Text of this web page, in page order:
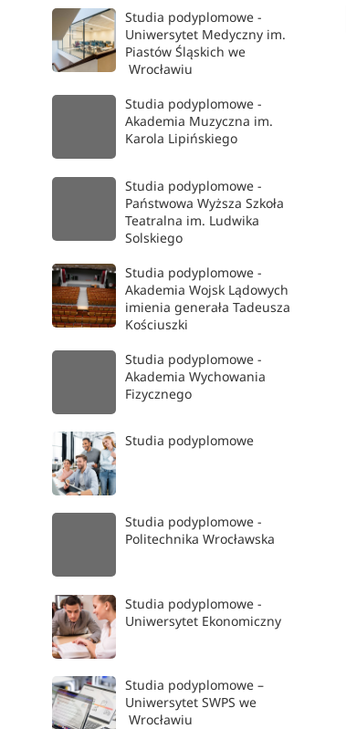
Studia podyplomowe -
Uniwersytet Medyczny im.
Piastów Śląskich we
Wrocławiu
Studia podyplomowe -
Akademia Muzyczna im.
Karola Lipińskiego
Studia podyplomowe -
Państwowa Wyższa Szkoła
Teatralna im. Ludwika
Solskiego
Studia podyplomowe -
Akademia Wojsk Lądowych
imienia generała Tadeusza
Kościuszki
Studia podyplomowe -
Akademia Wychowania
Fizycznego
Studia podyplomowe
Studia podyplomowe -
Politechnika Wrocławska
Studia podyplomowe -
Uniwersytet Ekonomiczny
Studia podyplomowe –
Uniwersytet SWPS we
Wrocławiu